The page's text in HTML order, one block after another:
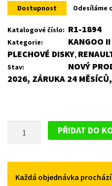
Dostupnost Odesíláme
Katalogové číslo: R1-1894
Kategorie: KANGOO
PLECHOVÉ DISKY,
Stav:
NOVÝ
2026, ZÁRUKA 24 MĚSÍCŮ,
DISK
RENAULT
KANGOO
PŘIDAT DO
Každá objednávka